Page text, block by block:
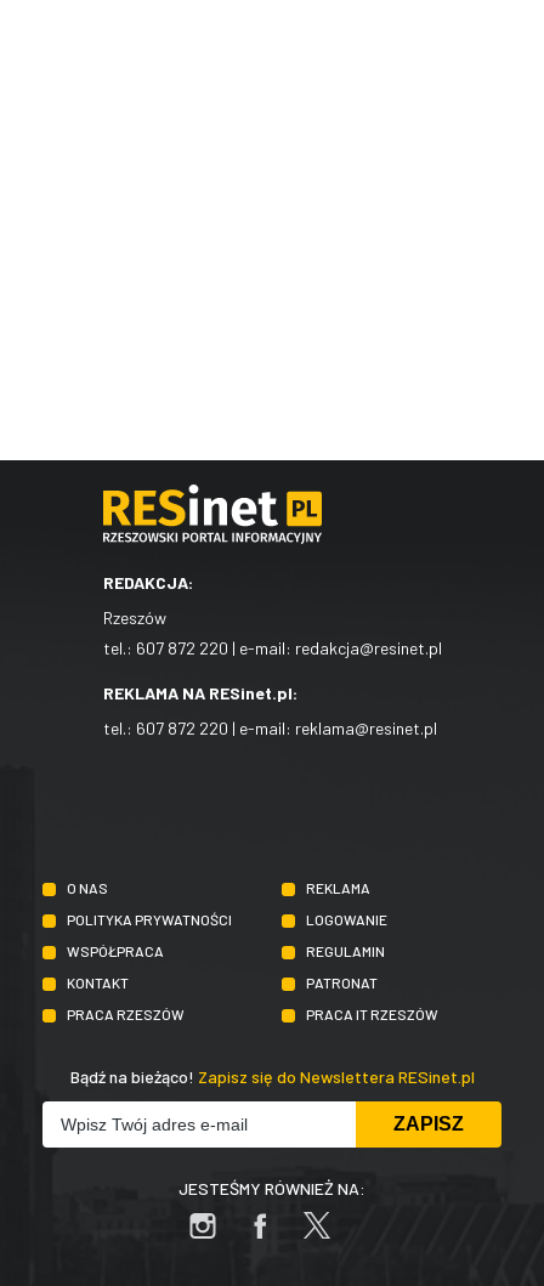
REDAKCJA:
Rzeszów
tel.: 607 872 220 | e-mail: redakcja@resinet.pl
REKLAMA NA RESinet.pl:
tel.: 607 872 220 | e-mail: reklama@resinet.pl
O NAS
REKLAMA
POLITYKA PRYWATNOŚCI
LOGOWANIE
WSPÓŁPRACA
REGULAMIN
KONTAKT
PATRONAT
PRACA RZESZÓW
PRACA IT RZESZÓW
Bądź na bieżąco! Zapisz się do Newslettera RESinet.pl
JESTEŚMY RÓWNIEŻ NA: